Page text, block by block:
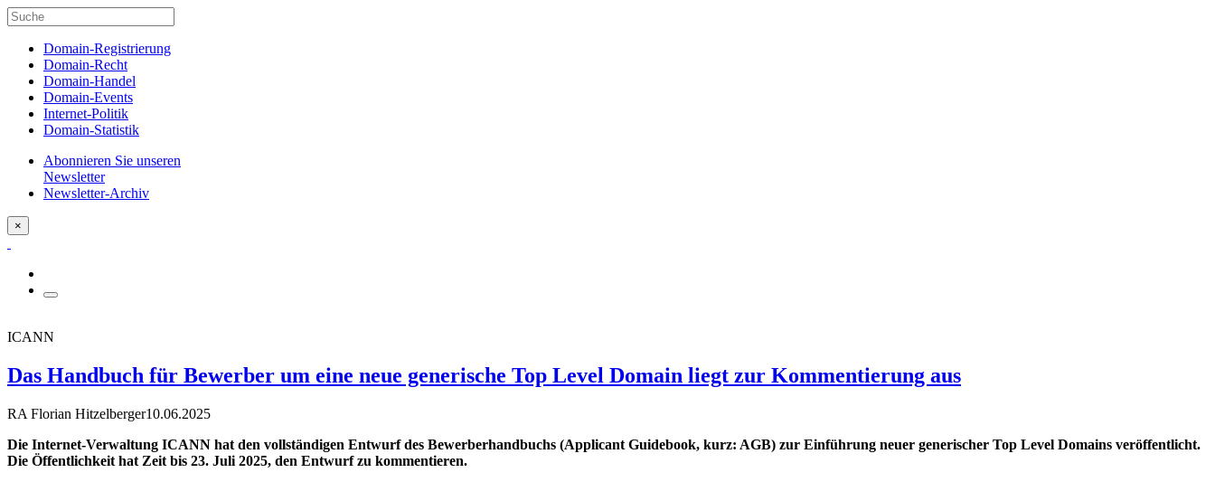
Domain-Registrierung
Domain-Recht
Domain-Handel
Domain-Events
Internet-Politik
Domain-Statistik
Abonnieren Sie unseren
Newsletter
Newsletter-Archiv
×
ICANN
Das Handbuch für Bewerber um eine neue generische Top Level Domain liegt zur Kommentierung aus
RA Florian Hitzelberger10.06.2025
Die Internet-Verwaltung ICANN hat den vollständigen Entwurf des Bewerberhandbuchs (Applicant Guidebook, kurz: AGB) zur Einführung neuer generischer Top Level Domains veröffentlicht.
Die Öffentlichkeit hat Zeit bis 23. Juli 2025, den Entwurf zu kommentieren.